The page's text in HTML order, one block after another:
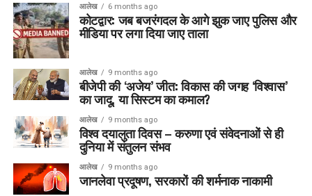
आलेख 6 months ago
कोटद्वार: जब बजरंगदल के आगे झुक जाए पुलिस और
मीडिया पर लगा दिया जाए ताला
आलेख 9 months ago
बीजेपी की ‘अजेय’ जीत: विकास की जगह ‘विश्वास’
का जादू, या सिस्टम का कमाल?
आलेख 9 months ago
विश्व दयालुता दिवस – करुणा एवं संवेदनाओं से ही
दुनिया में संतुलन संभव
आलेख 9 months ago
जानलेवा प्रदूषण, सरकारों की शर्मनाक नाकामी